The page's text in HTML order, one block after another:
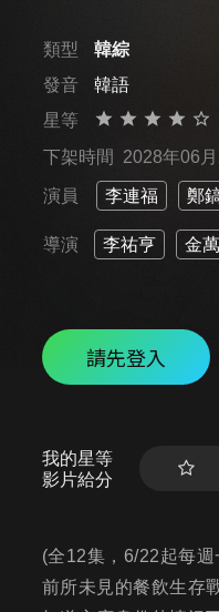
類型
韓綜
發音
韓語
星等
下架時間 2028年06月
演員 李連福 鄭
導演 李祐亨 金
請先登入
我的星等
影片給分
(全12集，6/22起每
前所未見的餐飲生存